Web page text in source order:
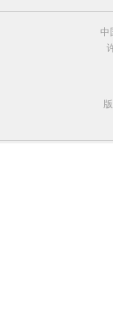
欧洲国
中